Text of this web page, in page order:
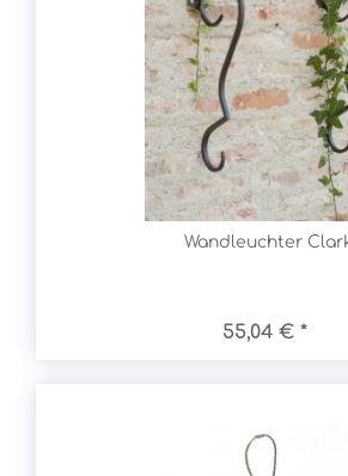
Wandleuchter
55,04 € *